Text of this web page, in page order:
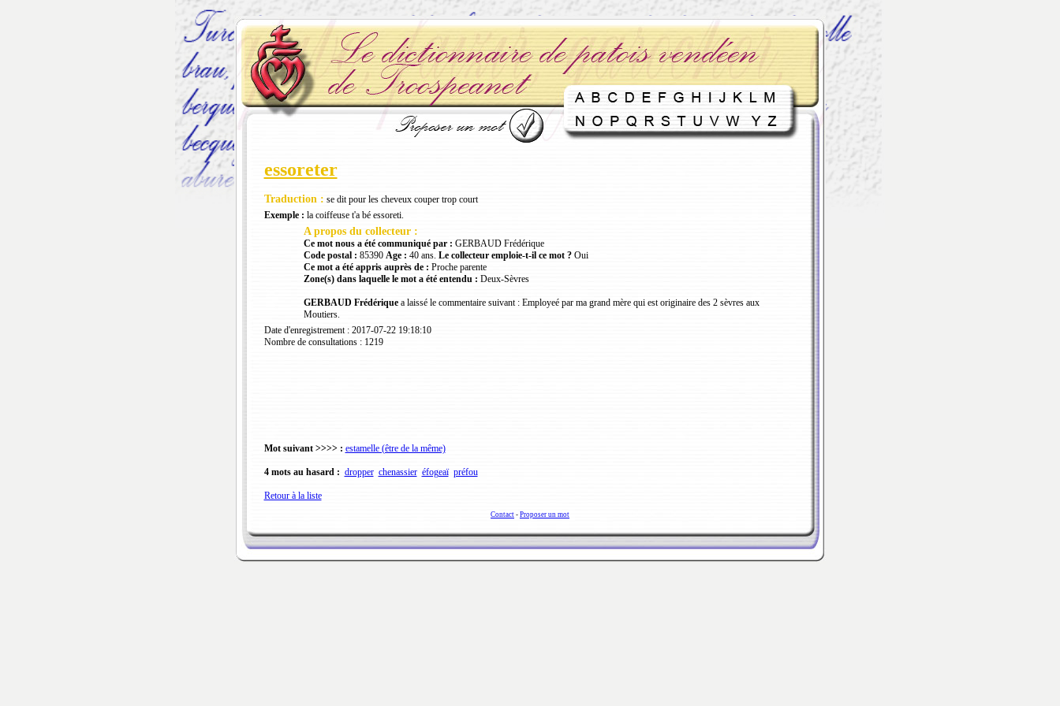
essoreter
Traduction : se dit pour les cheveux couper trop court
Exemple : la coiffeuse t'a bé essoreti.
A propos du collecteur :
Ce mot nous a été communiqué par : GERBAUD Frédérique
Code postal : 85390 Age : 40 ans. Le collecteur emploie-t-il ce mot ?Oui
Ce mot a été appris auprès de : Proche parente
Zone(s) dans laquelle le mot a été entendu : Deux-Sèvres
GERBAUD Frédériquea laissé le commentaire suivant : Employeé par ma grand mère qui est originaire des 2 sèvres aux
Moutiers.
Date d'enregistrement : 2017-07-22 19:18:10
Nombre de consultations : 1219
Mot suivant >>>> : estamelle (être de la même)
4 mots au hasard : dropper chenassier éfogeaï préfou
Retour à la liste
Contact - Proposer un mot